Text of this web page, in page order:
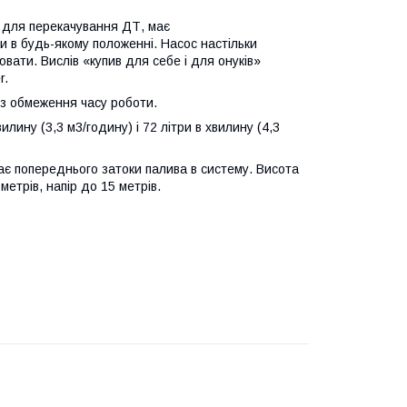
для перекачування ДТ, має
будь-якому положенні. Насос настільки
Вислів «купив для себе і для онуків»
обмеження часу роботи.
(3,3 м3/годину) і 72 літри в хвилину (4,3
попереднього затоки палива в систему. Висота
напір до 15 метрів.